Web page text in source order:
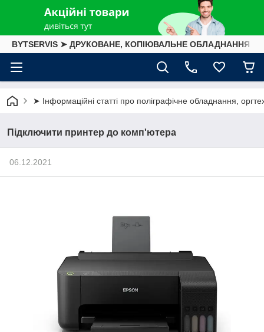
BYTSERVIS ➤ ДРУКОВАНЕ, КОПІЮВАЛЬНЕ ОБЛАДНАННЯ
➤ Інформаційні статті про поліграфічне обладнання,
Підключити принтер до комп'ютера
06.12.2021